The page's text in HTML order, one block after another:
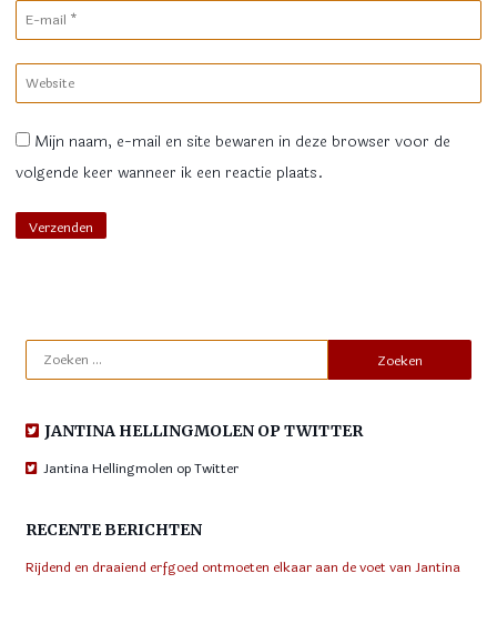
E-
mail
Website
Mijn naam, e-mail en site bewaren in deze browser voor de
volgende keer wanneer ik een reactie plaats.
JANTINA HELLINGMOLEN OP TWITTER
Jantina Hellingmolen op Twitter
RECENTE BERICHTEN
Rijdend en draaiend erfgoed ontmoeten elkaar aan de voet van Jantina